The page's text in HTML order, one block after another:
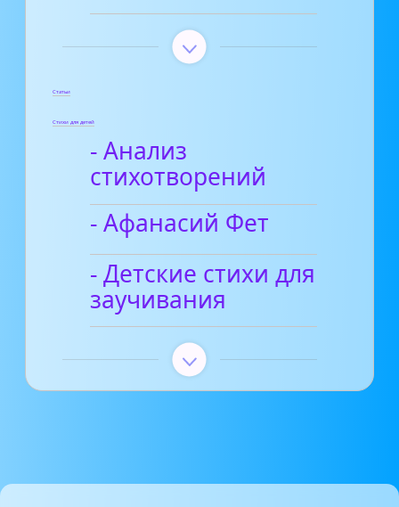
Статьи
Стихи для детей
- Анализ
стихотворений
- Афанасий Фет
- Детские стихи для
заучивания